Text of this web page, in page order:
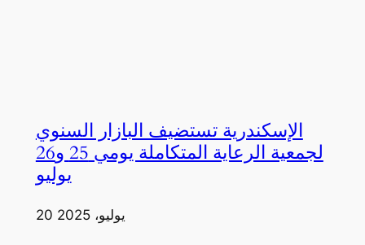
الإسكندرية تستضيف البازار السنوي
لجمعية الرعاية المتكاملة يومي 25 و26
يوليو
20 يوليو، 2025